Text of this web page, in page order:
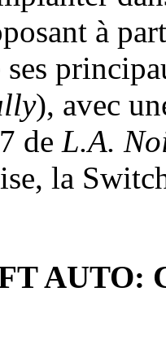
à
ses
), avec
de L.A.
la
AUTO: